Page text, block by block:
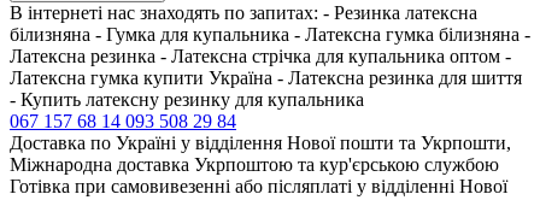
В інтернеті нас знаходять по запитах: - Резинка латексна
білизняна - Гумка для купальника - Латексна гумка білизняна -
Латексна резинка - Латексна стрічка для купальника оптом -
Латексна гумка купити Україна - Латексна резинка для шиття
- Купить латексну резинку для купальника
067 157 68 14 093 508 29 84
Доставка по Україні у відділення Нової пошти та Укрпошти,
Міжнародна доставка Укрпоштою та кур'єрською службою
Готівка при самовивезенні або післяплаті у відділенні Нової